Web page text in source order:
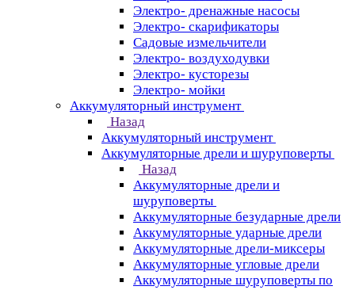
Электро- дренажные насосы
Электро- скарификаторы
Садовые измельчители
Электро- воздуходувки
Электро- кусторезы
Электро- мойки
Аккумуляторный инструмент
Назад
Аккумуляторный инструмент
Аккумуляторные дрели и шуруповерты
Назад
Аккумуляторные дрели и
шуруповерты
Аккумуляторные безударные дрели
Аккумуляторные ударные дрели
Аккумуляторные дрели-миксеры
Аккумуляторные угловые дрели
Аккумуляторные шуруповерты по